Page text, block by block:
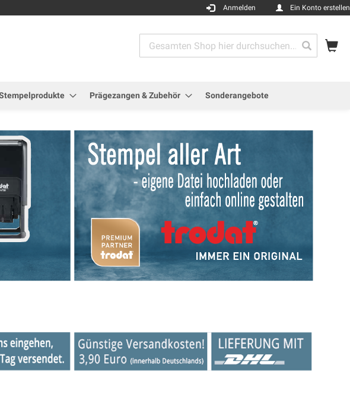
Anmelden Ein Konto erstellen
Search
Prägezangen & Zubehör Sonderangebote